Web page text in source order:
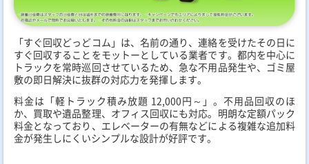
「すぐ回収どっどコム」は、名前の通り、連絡を受けたその日に
すぐ回収することをモットーとしている業者です。都内を中心に
トラックを常時巡回させているため、急な不用品発生や、ゴミ屋
敷の即日解決に抜群の対応力を発揮します。
料金は「軽トラック積み放題 12,000円～」。不用品回収のほ
か、買取や遺品整理、オフィス回収にも対応。明朗な定額パック
料金となっており、エレベーターの有無などによる複雑な追加料
金が発生しにくいシンプルな設計が好評です。